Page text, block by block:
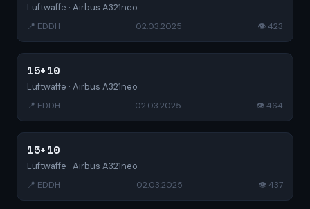
Luftwaffe · Airbus A321neo
📍 EDDH 02.03.2025 👁 423
15+10
Luftwaffe · Airbus A321neo
📍 EDDH 02.03.2025 👁 464
15+10
Luftwaffe · Airbus A321neo
📍 EDDH 02.03.2025 👁 437